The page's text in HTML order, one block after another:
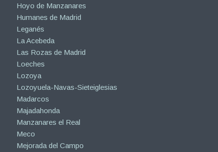
Hoyo de Manzanares
Humanes de Madrid
Leganés
La Acebeda
Las Rozas de Madrid
Loeches
Lozoya
Lozoyuela-Navas-Sieteiglesias
Madarcos
Majadahonda
Manzanares el Real
Meco
Mejorada del Campo